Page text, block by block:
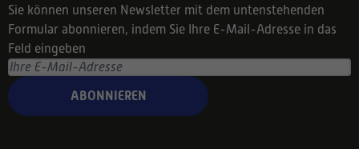
Sie können unseren Newsletter mit dem untenstehenden
Formular abonnieren, indem Sie Ihre E-Mail-Adresse in das
Feld eingeben
ABONNIEREN